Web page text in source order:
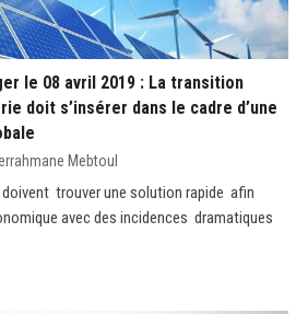
le 08 avril 2019 : La transition
doit s’insérer dans le cadre d’une
Mebtoul
trouver une solution rapide afin
avec des incidences dramatiques